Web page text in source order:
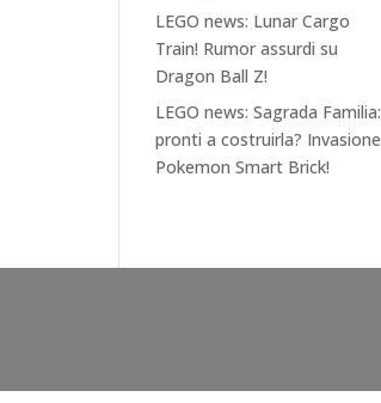
LEGO news: Lunar Cargo
Train! Rumor assurdi su
Dragon Ball Z!
LEGO news: Sagrada Familia:
pronti a costruirla? Invasione
Pokemon Smart Brick!